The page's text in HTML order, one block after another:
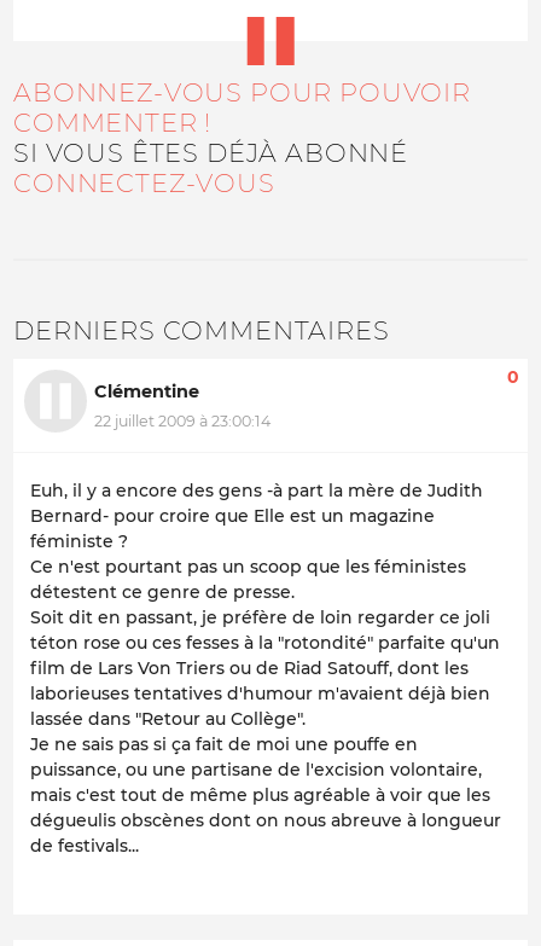
ABONNEZ-VOUS POUR POUVOIR
COMMENTER !
SI VOUS ÊTES DÉJÀ ABONNÉ
CONNECTEZ-VOUS
DERNIERS COMMENTAIRES
Clémentine
22 juillet 2009 à 23:00:14
0
Euh, il y a encore des gens -à part la mère de Judith
Bernard- pour croire que Elle est un magazine
féministe ?
Ce n'est pourtant pas un scoop que les féministes
détestent ce genre de presse.
Soit dit en passant, je préfère de loin regarder ce joli
téton rose ou ces fesses à la "rotondité" parfaite qu'un
film de Lars Von Triers ou de Riad Satouff, dont les
laborieuses tentatives d'humour m'avaient déjà bien
lassée dans "Retour au Collège".
Je ne sais pas si ça fait de moi une pouffe en
puissance, ou une partisane de l'excision volontaire,
mais c'est tout de même plus agréable à voir que les
dégueulis obscènes dont on nous abreuve à longueur
de festivals...